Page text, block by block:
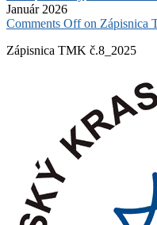
Január 2026
Comments Offon Zápisnica
Zápisnica TMK č.8_2025